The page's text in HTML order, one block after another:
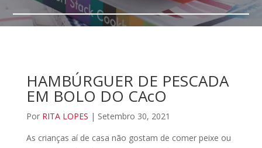
HAMBÚRGUER DE PESCADA
EM BOLO DO CAcO
Por RITA LOPES | Setembro 30, 2021
As crianças aí de casa não gostam de comer peixe ou